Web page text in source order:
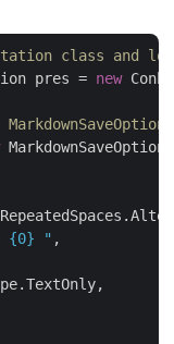
class and
pres = new
MarkdownSaveOptions
{0} " ,